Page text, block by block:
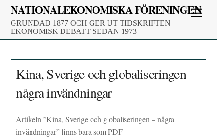
Skip
content
NATIONALEKONOMISKA FÖRENINGEN
GRUNDAD 1877 OCH GER UT TIDSKRIFTEN
EKONOMISK DEBATT SEDAN 1973
Kina, Sverige och globaliseringen -
några invändningar
Artikeln ”Kina, Sverige och globaliseringen – några
invändningar” finns bara som PDF